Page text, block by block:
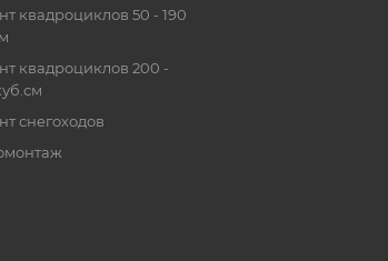
квадроциклов 50 - 190
квадроциклов 200 -
снегоходов